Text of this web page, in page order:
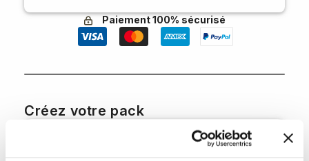
Paiement 100% sécurisé
Créez votre pack